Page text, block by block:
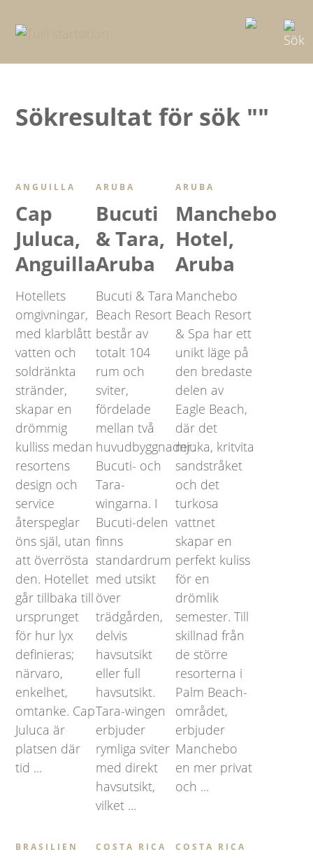
Leisure Travel
Groups & Meetings
Kontakt
Sökresultat för sök ""
ANGUILLA
Cap
Juluca,
Anguilla
Hotellets
omgivningar,
med klarblått
vatten och
soldränkta
stränder,
skapar en
drömmig
kulliss medan
resortens
design och
service
återspeglar
öns själ, utan
att överrösta
den. Hotellet
går tillbaka till
ursprunget
för hur lyx
definieras;
närvaro,
enkelhet,
omtanke. Cap
Juluca är
platsen där
tid ...
ARUBA
Bucuti
& Tara,
Aruba
Bucuti & Tara
Beach Resort
består av
totalt 104
rum och
sviter,
fördelade
mellan två
huvudbyggnader:
Bucuti- och
Tara-
wingarna. I
Bucuti-delen
finns
standardrum
med utsikt
över
trädgården,
delvis
havsutsikt
eller full
havsutsikt.
Tara-wingen
erbjuder
rymliga sviter
med direkt
havsutsikt,
vilket ...
ARUBA
Manchebo
Hotel,
Aruba
Manchebo
Beach Resort
& Spa har ett
unikt läge på
den bredaste
delen av
Eagle Beach,
där det
mjuka, kritvita
sandstråket
och det
turkosa
vattnet
skapar en
perfekt kuliss
för en
drömlik
semester. Till
skillnad från
de större
resorterna i
Palm Beach-
området,
erbjuder
Manchebo
en mer privat
och ...
BRASILIEN COSTA RICA COSTA RICA